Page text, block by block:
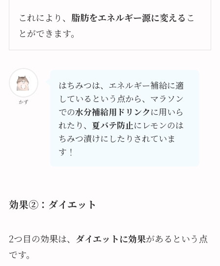
これにより、 脂肪をエネルギー源に変える こ
とができます。
かず
はちみつは、エネルギー補給に適
しているという点から、マラソン
での水分補給用ドリンクに用いら
れたり、 夏バテ防止にレモンのは
ちみつ漬けにしたりされていま
す！
効果②：ダイエット
2つ目の効果は、 ダイエットに効果があるという点
です。